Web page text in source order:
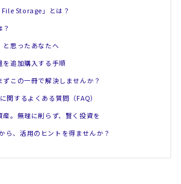
File Storage」とは？
と思ったあなたへ
を追加購入する手順
この一冊で解決しませんか？
関するよくある質問（FAQ）
産。無理に削らず、賢く投資を
ら、活用のヒントを得ませんか？